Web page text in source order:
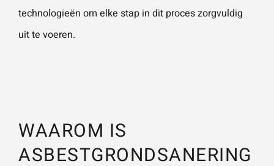
technologieën om elke stap in dit proces zorgvuldig
uit te voeren.
WAAROM IS
ASBESTGRONDSANERING